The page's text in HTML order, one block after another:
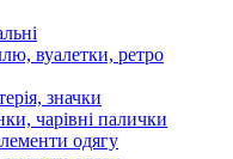
вуалетки, ретро
значки
чарівні палички
одягу